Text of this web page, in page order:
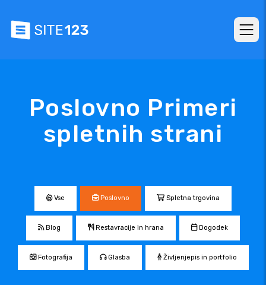
Poslovno Primeri
spletnih strani
Vse Poslovno Spletna trgovina
Blog Restavracije in hrana Dogodek
Fotografija Glasba Življenjepis in portfolio